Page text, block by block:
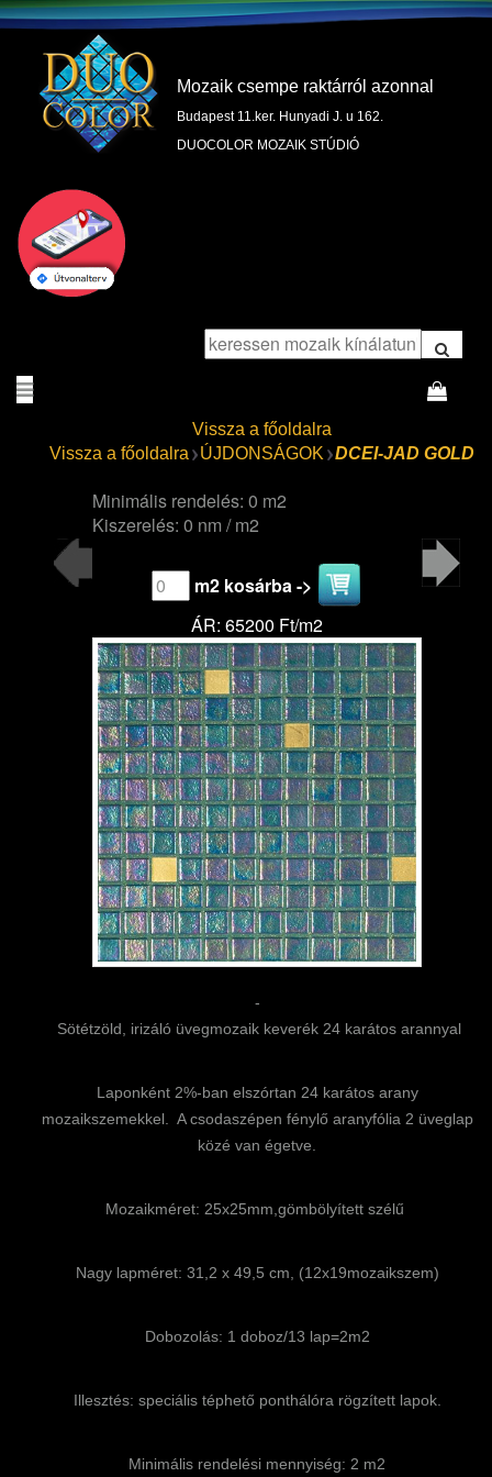
Mozaik csempe raktárról azonnal
Budapest 11.ker. Hunyadi J. u 162.
DUOCOLOR MOZAIK STÚDIÓ
Vissza a főoldalra
Vissza a főoldalra
ÚJDONSÁGOK DCEI-JAD GOLD
Minimális rendelés: 0 m2
Kiszerelés: 0 nm / m2
m2 kosárba ->
ÁR: 65200 Ft/m2
-
Sötétzöld, irizáló üvegmozaik keverék 24 karátos arannyal
Laponként 2%-ban elszórtan 24 karátos arany
mozaikszemekkel. A csodaszépen fénylő aranyfólia 2 üveglap
közé van égetve.
Mozaikméret: 25x25mm,gömbölyített szélű
Nagy lapméret: 31,2 x 49,5 cm, (12x19mozaikszem)
Dobozolás: 1 doboz/13 lap=2m2
Illesztés: speciális téphető ponthálóra rögzített lapok.
Minimális rendelési mennyiség: 2 m2